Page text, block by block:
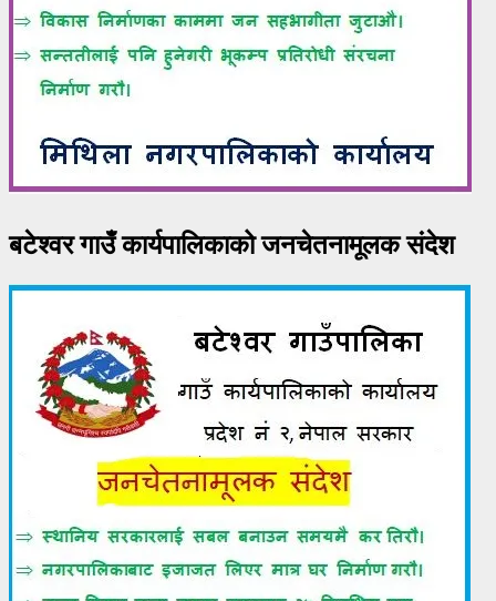
बटेश्वर गाउँ कार्यपालिकाको जनचेतनामूलक संदेश